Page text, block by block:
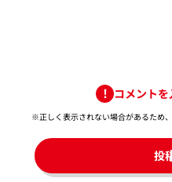
コメント
※正しく表示されない場合があるため
投